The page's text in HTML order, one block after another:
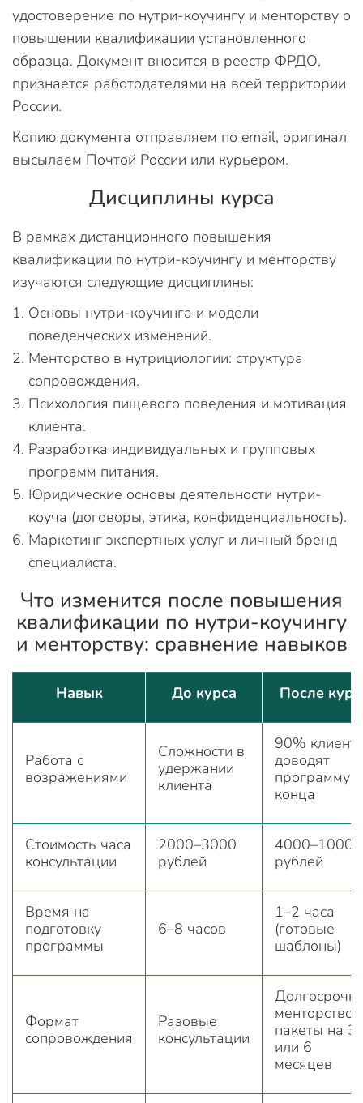
удостоверение по нутри-коучингу и менторству о
повышении квалификации установленного
образца. Документ вносится в реестр ФРДО,
признается работодателями на всей территории
России.
Копию документа отправляем по email, оригинал
высылаем Почтой России или курьером.
Дисциплины курса
В рамках дистанционного повышения
квалификации по нутри-коучингу и менторству
изучаются следующие дисциплины:
Основы нутри-коучинга и модели
поведенческих изменений.
Менторство в нутрициологии: структура
сопровождения.
Психология пищевого поведения и мотивация
клиента.
Разработка индивидуальных и групповых
программ питания.
Юридические основы деятельности нутри-
коуча (договоры, этика, конфиденциальность).
Маркетинг экспертных услуг и личный бренд
специалиста.
Что изменится после повышения
квалификации по нутри-коучингу
и менторству: сравнение навыков
Навык До курса После
Работа с
возражениями
Сложности в
удержании
клиента
90%
доводят
программу
конца
Стоимость часа
консультации
2000–3000
рублей
4000–10000
рублей
Время на
подготовку
программы
6–8 часов
1–2 часа
(готовые
шаблоны)
Формат
сопровождения
Разовые
консультации
менторство,
пакеты на 3
или 6
месяцев